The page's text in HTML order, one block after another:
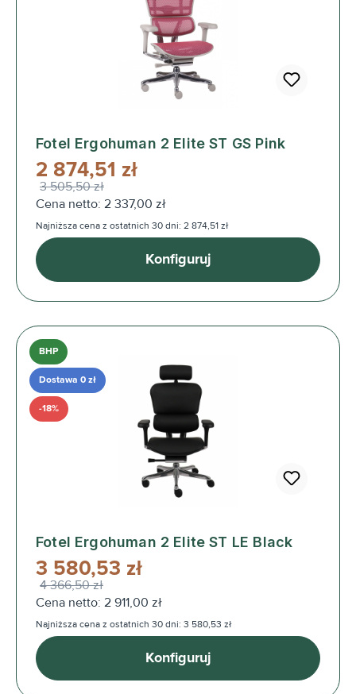
Fotel Ergohuman 2 Elite ST GS Pink
2 874,51 zł
3 505,50 zł
Cena netto: 2 337,00 zł
Najniższa cena z ostatnich 30 dni: 2 874,51 zł
Konfiguruj
Fotel Ergohuman 2 Elite ST LE Black
BHP
Dostawa 0 zł
-18%
3 580,53 zł
4 366,50 zł
Cena netto: 2 911,00 zł
Najniższa cena z ostatnich 30 dni: 3 580,53 zł
Konfiguruj